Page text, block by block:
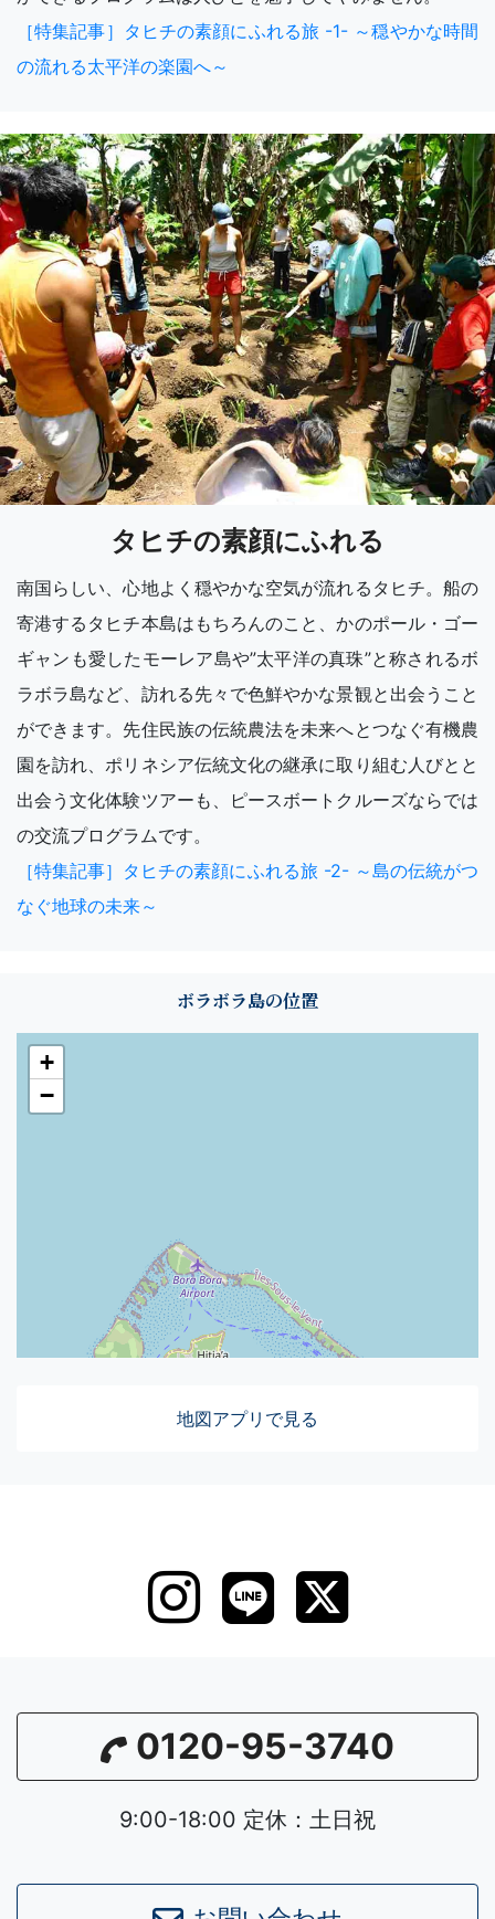
［特集記事］タヒチの素顔にふれる旅 -1- ～穏やかな時間
の流れる太平洋の楽園へ～
タヒチの素顔にふれる
南国らしい、心地よく穏やかな空気が流れるタヒチ。船の
寄港するタヒチ本島はもちろんのこと、かのポール・ゴー
ギャンも愛したモーレア島や”太平洋の真珠”と称されるボ
ラボラ島など、訪れる先々で色鮮やかな景観と出会うこと
ができます。先住民族の伝統農法を未来へとつなぐ有機農
園を訪れ、ポリネシア伝統文化の継承に取り組む人びとと
出会う文化体験ツアーも、ピースボートクルーズならでは
の交流プログラムです。
［特集記事］タヒチの素顔にふれる旅 -2- ～島の伝統がつ
なぐ地球の未来～
ボラボラ島の位置
+
−
Leaflet|©OpenStreetMapcontributors
地図アプリで見る
0120-95-3740
9:00-18:00 定休：土日祝